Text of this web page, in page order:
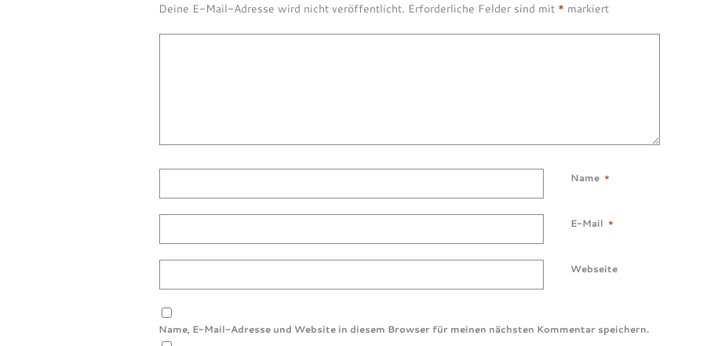
Deine E-Mail-Adresse wird nicht veröffentlicht. Erforderliche Felder sind mit * markiert
Name *
E-Mail *
Webseite
Name, E-Mail-Adresse und Website in diesem Browser für meinen nächsten Kommentar speichern.